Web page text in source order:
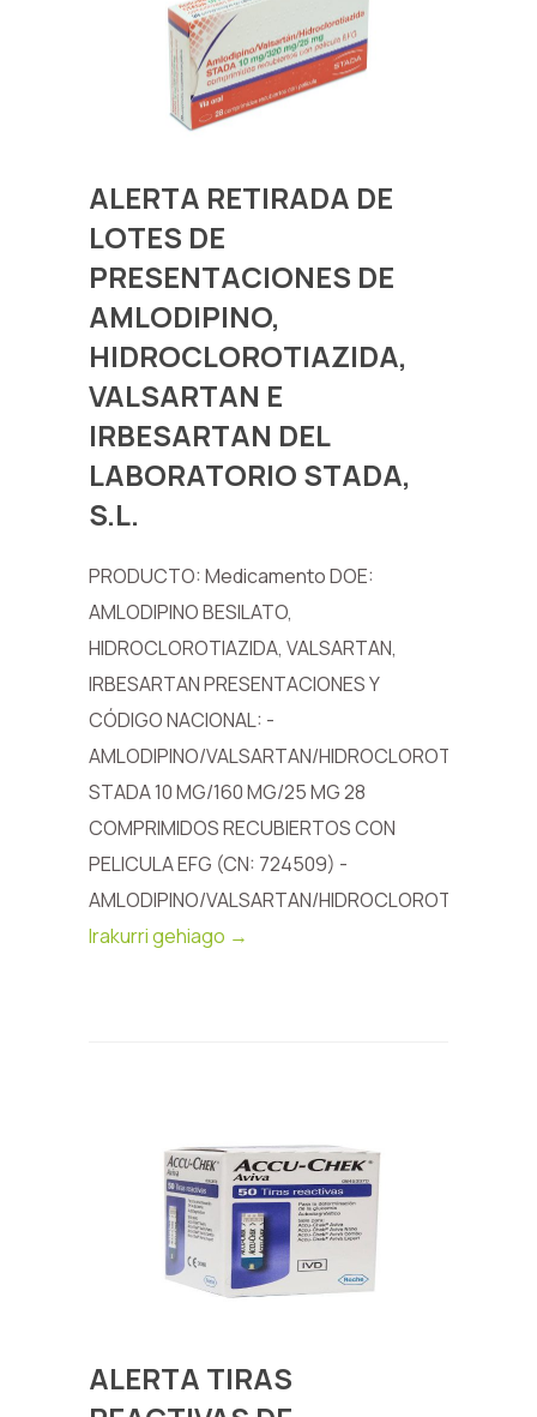
ALERTA RETIRADA DE
LOTES DE
PRESENTACIONES DE
AMLODIPINO,
HIDROCLOROTIAZIDA,
VALSARTAN E
IRBESARTAN DEL
LABORATORIO STADA,
S.L.
PRODUCTO: Medicamento DOE:
AMLODIPINO BESILATO,
HIDROCLOROTIAZIDA, VALSARTAN,
IRBESARTAN PRESENTACIONES Y
CÓDIGO NACIONAL: -
AMLODIPINO/VALSARTAN/HIDROCLOROTIAZIDA
STADA 10 MG/160 MG/25 MG 28
COMPRIMIDOS RECUBIERTOS CON
PELICULA EFG (CN: 724509) -
AMLODIPINO/VALSARTAN/HIDROCLOROTIAZIDA...
Irakurri gehiago →
ALERTA TIRAS